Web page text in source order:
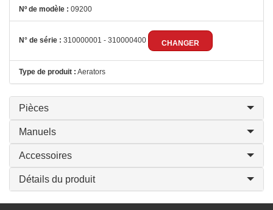
Nº de modèle : 09200
N° de série : 310000001 - 310000400 CHANGER
Type de produit : Aerators
Pièces
Manuels
Accessoires
Détails du produit